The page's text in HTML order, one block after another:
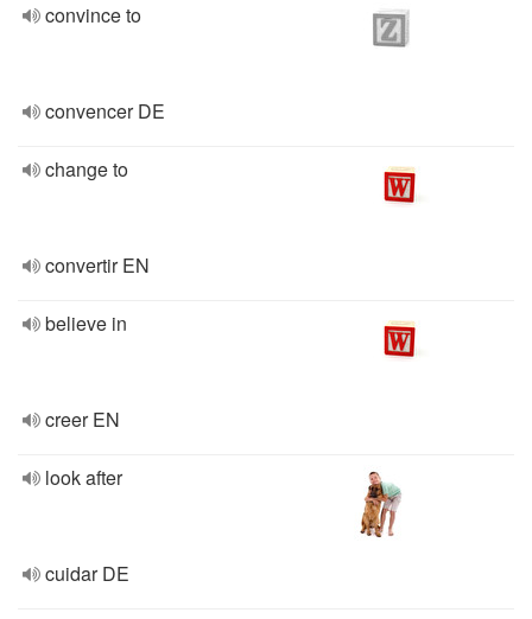
convince to
convencer DE
change to
convertir EN
believe in
creer EN
look after
cuidar DE